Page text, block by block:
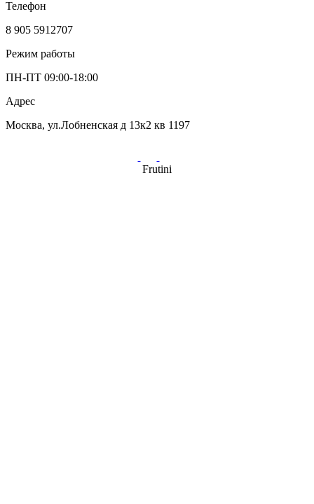
Телефон
8 905 5912707
Режим работы
ПН-ПТ 09:00-18:00
Адрес
Москва, ул.Лобненская д 13к2 кв 1197
Frutini